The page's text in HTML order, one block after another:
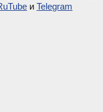
иTelegram